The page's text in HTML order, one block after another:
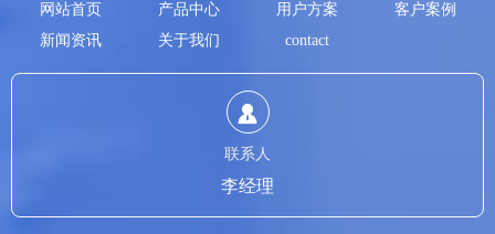
网站首页 产品中心 用户方案
客户案例
新闻资讯
关于我们 contact
联系人
李经理